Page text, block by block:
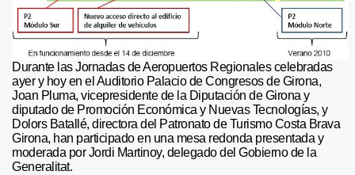
Durante las Jornadas de Aeropuertos Regionales celebradas
ayer y hoy en el Auditorio Palacio de Congresos de Girona,
Joan Pluma, vicepresidente de la Diputación de Girona y
diputado de Promoción Económica y Nuevas Tecnologías, y
Dolors Batallé, directora del Patronato de Turismo Costa Brava
Girona, han participado en una mesa redonda presentada y
moderada por Jordi Martinoy, delegado del Gobierno de la
Generalitat.